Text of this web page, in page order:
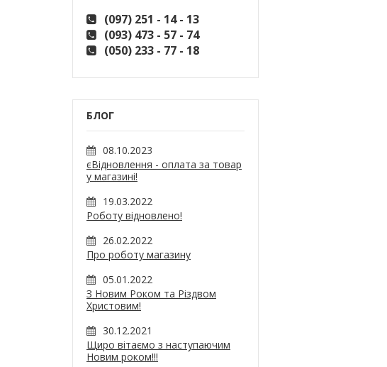
(097) 251 - 14 - 13
(093) 473 - 57 - 74
(050) 233 - 77 - 18
БЛОГ
08.10.2023
єВідновлення - оплата за товар
у магазині!
19.03.2022
Роботу відновлено!
26.02.2022
Про роботу магазину
05.01.2022
З Новим Роком та Різдвом
Христовим!
30.12.2021
Щиро вітаємо з наступаючим
Новим роком!!!